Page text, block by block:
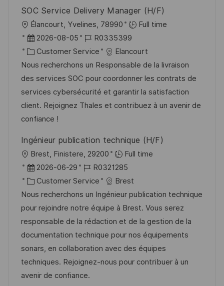
i
c
h
u
n
g
V
e
r
ö
f
f
e
n
t
l
i
c
h
u
n
g
i
e
SOC Service Delivery Manager (H/F)
O
r
t
Élancourt, Yvelines, 78990
Full time
D
a
t
u
m
d
e
V
e
r
ö
f
f
e
n
t
l
i
2026-08-05
J
o
b
-
I
D
R0335399
K
a
t
e
g
o
i
e
Customer Service
Elancourt
Nous recherchons un Responsable de la livraison
des services SOC pour coordonner les contrats de
services cybersécurité et garantir la satisfaction
client. Rejoignez Thales et contribuez à un avenir de
confiance !
Ingénieur publication technique (H/F)
O
r
t
Brest, Finistere, 29200
Full time
D
a
t
u
m
d
e
r
V
2026-06-29
J
o
b
-
I
D
R0321285
K
a
t
e
g
o
r
i
Customer Service
Brest
Nous recherchons un Ingénieur publication technique
pour rejoindre notre équipe à Brest. Vous serez
responsable de la rédaction et de la gestion de la
documentation technique pour nos équipements
sonars, en collaboration avec des équipes
techniques. Rejoignez-nous pour contribuer à un
avenir de confiance.